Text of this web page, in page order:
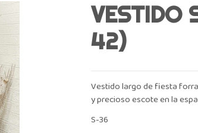
VESTIDO
42)
Vestido largo de fiesta
y precioso escote en la
S-36